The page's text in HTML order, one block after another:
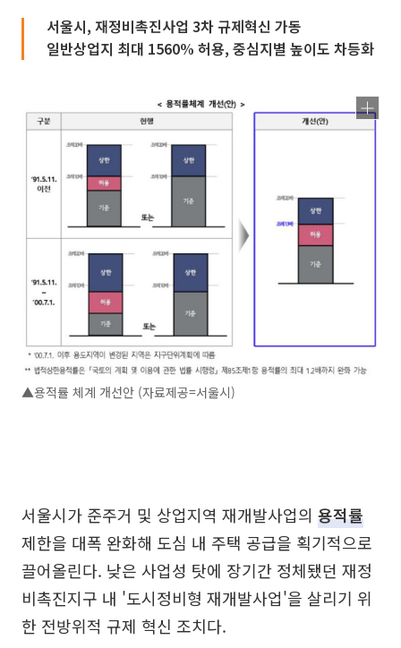
서울시, 재정비촉진사업 3차 규제혁신 가동
일반상업지 최대 1560% 허용, 중심지별 높이도 차등화
▲용적률 체계 개선안 (자료제공=서울시)
서울시가 준주거 및 상업지역 재개발사업의 용적률
제한을 대폭 완화해 도심 내 주택 공급을 획기적으로
끌어올린다. 낮은 사업성 탓에 장기간 정체됐던 재정
비촉진지구 내 '도시정비형 재개발사업'을 살리기 위
한 전방위적 규제 혁신 조치다.